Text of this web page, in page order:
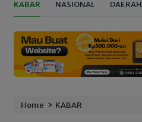
KABAR NASIONAL DAERAH
Home › KABAR